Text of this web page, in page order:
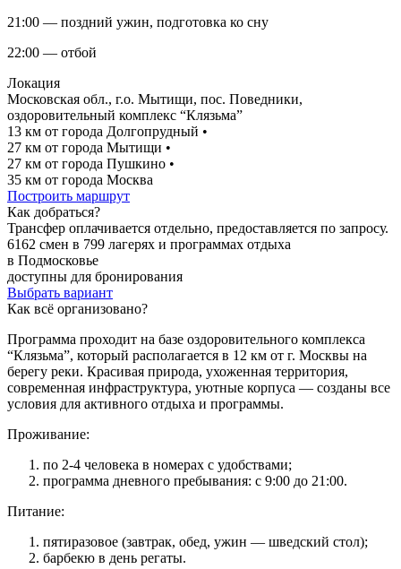
21:00 — поздний ужин, подготовка ко сну
22:00 — отбой
Локация
Московская обл., г.о. Мытищи, пос. Поведники,
оздоровительный комплекс “Клязьма”
13 км от города Долгопрудный •
27 км от города Мытищи •
27 км от города Пушкино •
35 км от города Москва
Построить маршрут
Как добраться?
Трансфер оплачивается отдельно, предоставляется по запросу.
6162 смен в 799 лагерях и программах отдыха
в Подмосковье
доступны для бронирования
Выбрать вариант
Как всё организовано?
Программа проходит на базе оздоровительного комплекса
“Клязьма”, который располагается в 12 км от г. Москвы на
берегу реки. Красивая природа, ухоженная территория,
современная инфраструктура, уютные корпуса — созданы все
условия для активного отдыха и программы.
Проживание:
по 2-4 человека в номерах с удобствами;
программа дневного пребывания: с 9:00 до 21:00.
Питание:
пятиразовое (завтрак, обед, ужин — шведский стол);
барбекю в день регаты.